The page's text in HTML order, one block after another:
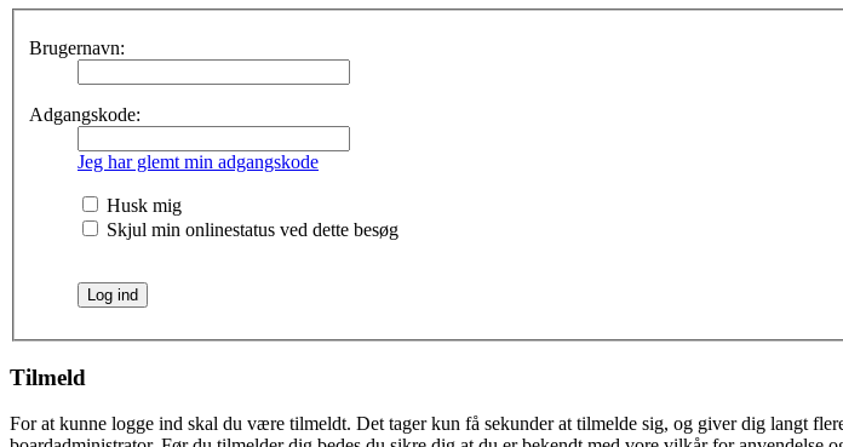
Brugernavn:
Adgangskode:
Jeg har glemt min adgangskode
Husk mig
Skjul min onlinestatus ved dette besøg
Tilmeld
For at kunne logge ind skal du være tilmeldt. Det tager kun få sekunder at tilmelde sig, og giver dig langt